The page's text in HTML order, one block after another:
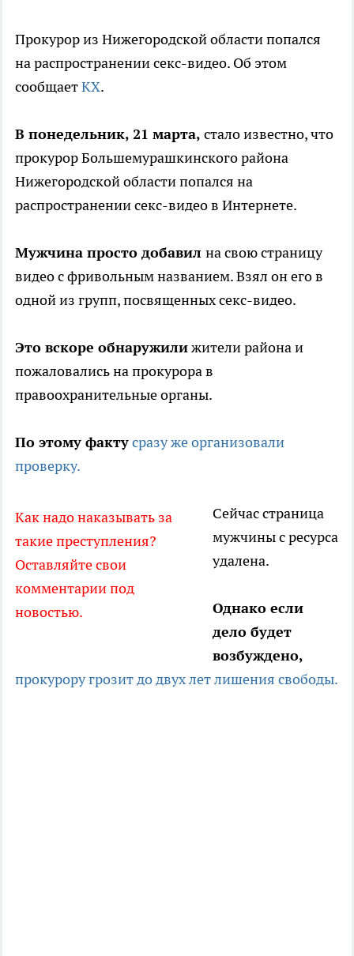
Прокурор из Нижегородской области попался
на распространении секс-видео. Об этом
сообщаетКХ.
В понедельник, 21 марта, стало известно, что
прокурор Большемурашкинского района
Нижегородской области попался на
распространении секс-видео в Интернете.
Мужчина просто добавил на свою страницу
видео с фривольным названием. Взял он его в
одной из групп, посвященных секс-видео.
Это вскоре обнаружилижители района и
пожаловались на прокурора в
правоохранительные органы.
По этому фактусразу же организовали
проверку.
Как надо наказывать за
такие преступления?
Оставляйте свои
комментарии под
новостью.
Сейчас страница
мужчины с ресурса
удалена.
Однако если
дело будет
возбуждено,
прокурору грозит до двух лет лишения свободы.